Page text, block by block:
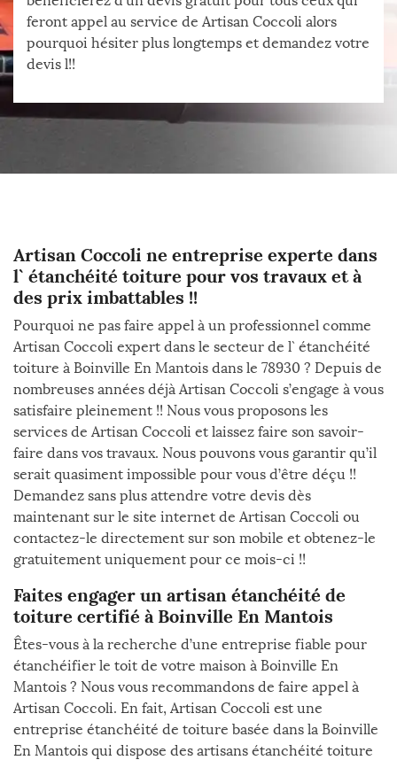
feront appel au service de Artisan Coccoli alors
pourquoi hésiter plus longtemps et demandez votre
devis l!!
Artisan Coccoli ne entreprise experte dans
l` étanchéité toiture pour vos travaux et à
des prix imbattables !!
Pourquoi ne pas faire appel à un professionnel comme
Artisan Coccoli expert dans le secteur de l` étanchéité
toiture à Boinville En Mantois dans le 78930 ? Depuis de
nombreuses années déjà Artisan Coccoli s’engage à vous
satisfaire pleinement !! Nous vous proposons les
services de Artisan Coccoli et laissez faire son savoir-
faire dans vos travaux. Nous pouvons vous garantir qu’il
serait quasiment impossible pour vous d’être déçu !!
Demandez sans plus attendre votre devis dès
maintenant sur le site internet de Artisan Coccoli ou
contactez-le directement sur son mobile et obtenez-le
gratuitement uniquement pour ce mois-ci !!
Faites engager un artisan étanchéité de
toiture certifié à Boinville En Mantois
Êtes-vous à la recherche d’une entreprise fiable pour
étanchéifier le toit de votre maison à Boinville En
Mantois ? Nous vous recommandons de faire appel à
Artisan Coccoli. En fait, Artisan Coccoli est une
entreprise étanchéité de toiture basée dans la Boinville
En Mantois qui dispose des artisans étanchéité toiture